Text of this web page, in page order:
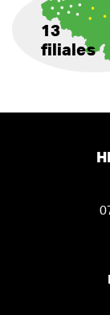
13
filiales